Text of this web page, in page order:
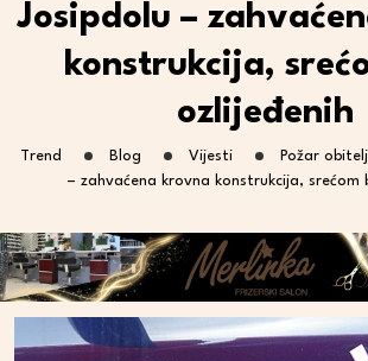
Josipdolu –
konstrukcija,
ozlijeđenih
Trend Blog Vijesti
Požar
– zahvaćena krovna konstrukcija, srećom